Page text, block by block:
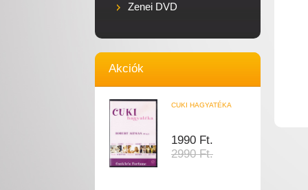
Zenei DVD
Akciók
CUKI HAGYATÉKA
1990 Ft.
2990 Ft.